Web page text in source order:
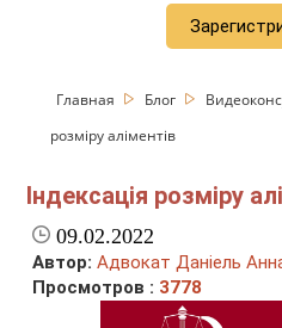
Главная Блог
розміру аліментів
Індексація розміру
09.02.2022
Автор: Адвокат Даніель
Просмотров : 3778